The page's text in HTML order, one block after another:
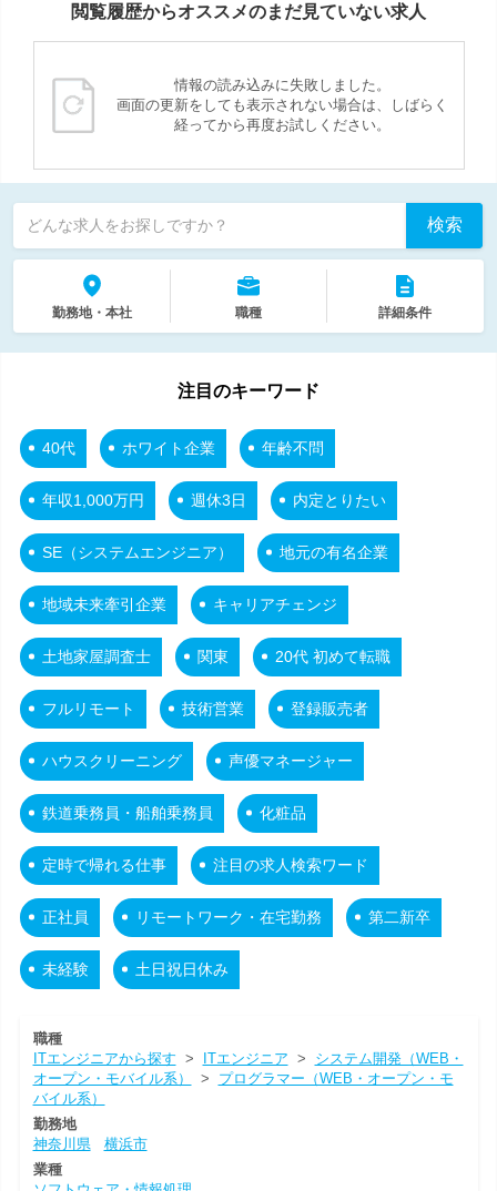
閲覧履歴からオススメのまだ見ていない求人
情報の読み込みに失敗しました。
画面の更新をしても表示されない場合は、しばらく
経ってから再度お試しください。
どんな求人をお探しですか？ 検索
勤務地・本社 職種 詳細条件
注目のキーワード
40代 ホワイト企業 年齢不問
年収1,000万円 週休3日 内定とりたい
SE（システムエンジニア） 地元の有名企業
地域未来牽引企業 キャリアチェンジ
土地家屋調査士 関東 20代 初めて転職
フルリモート 技術営業 登録販売者
ハウスクリーニング 声優マネージャー
鉄道乗務員・船舶乗務員 化粧品
定時で帰れる仕事 注目の求人検索ワード
正社員 リモートワーク・在宅勤務 第二新卒
未経験 土日祝日休み
職種
ITエンジニアから探す > ITエンジニア > システム開発（WEB・
オープン・モバイル系）
> プログラマー（WEB・オープン・モ
バイル系）
勤務地
神奈川県
横浜市
業種